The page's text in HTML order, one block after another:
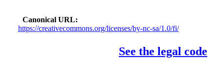
Canonical URL
https://creativecommons.org/licenses/by-nc-sa/1.0/fi/
See the legal code